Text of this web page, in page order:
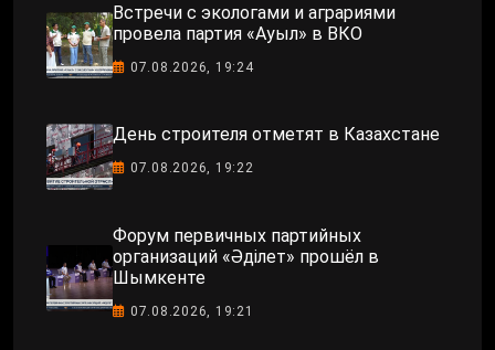
Встречи с экологами и аграриями
провела партия «Ауыл» в ВКО
07.08.2026, 19:24
День строителя отметят в Казахстане
07.08.2026, 19:22
Форум первичных партийных
организаций «Әділет» прошёл в
Шымкенте
07.08.2026, 19:21